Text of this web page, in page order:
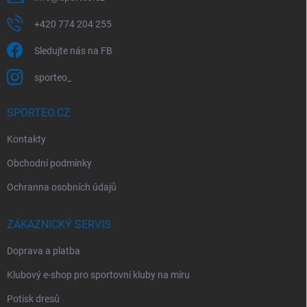
+420 774 204 255
Sledujte nás na FB
sporteo_
SPORTEO.CZ
Kontakty
Obchodní podmínky
Ochranna osobních údajů
ZÁKAZNICKÝ SERVIS
Doprava a platba
Klubový e-shop pro sportovní kluby na míru
Potisk dresů